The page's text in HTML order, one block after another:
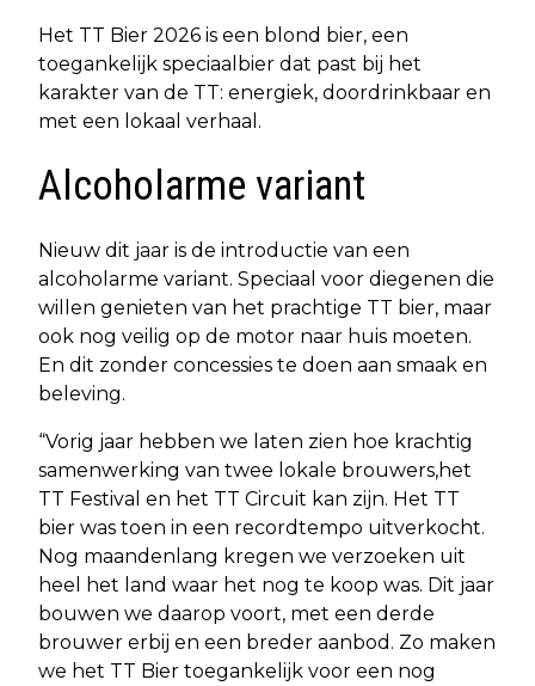
Het TT Bier 2026 is een blond bier, een
toegankelijk speciaalbier dat past bij het
karakter van de TT: energiek, doordrinkbaar en
met een lokaal verhaal.
Alcoholarme variant
Nieuw dit jaar is de introductie van een
alcoholarme variant. Speciaal voor diegenen die
willen genieten van het prachtige TT bier, maar
ook nog veilig op de motor naar huis moeten.
En dit zonder concessies te doen aan smaak en
beleving.
“Vorig jaar hebben we laten zien hoe krachtig
samenwerking van twee lokale brouwers,het
TT Festival en het TT Circuit kan zijn. Het TT
bier was toen in een recordtempo uitverkocht.
Nog maandenlang kregen we verzoeken uit
heel het land waar het nog te koop was. Dit jaar
bouwen we daarop voort, met een derde
brouwer erbij en een breder aanbod. Zo maken
we het TT Bier toegankelijk voor een nog